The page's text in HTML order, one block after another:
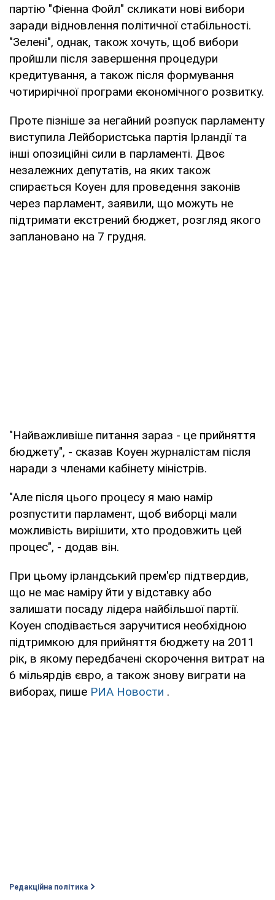
партію "Фіенна Фойл" скликати нові вибори
заради відновлення політичної стабільності.
"Зелені", однак, також хочуть, щоб вибори
пройшли після завершення процедури
кредитування, а також після формування
чотирирічної програми економічного розвитку.
Проте пізніше за негайний розпуск парламенту
виступила Лейбористська партія Ірландії та
інші опозиційні сили в парламенті. Двоє
незалежних депутатів, на яких також
спирається Коуен для проведення законів
через парламент, заявили, що можуть не
підтримати екстрений бюджет, розгляд якого
заплановано на 7 грудня.
"Найважливіше питання зараз - це прийняття
бюджету", - сказав Коуен журналістам після
наради з членами кабінету міністрів.
"Але після цього процесу я маю намір
розпустити парламент, щоб виборці мали
можливість вирішити, хто продовжить цей
процес", - додав він.
При цьому ірландський прем'єр підтвердив,
що не має наміру йти у відставку або
залишати посаду лідера найбільшої партії.
Коуен сподівається заручитися необхідною
підтримкою для прийняття бюджету на 2011
рік, в якому передбачені скорочення витрат на
6 мільярдів євро, а також знову виграти на
виборах, пише РИА Новости .
Редакційна політика